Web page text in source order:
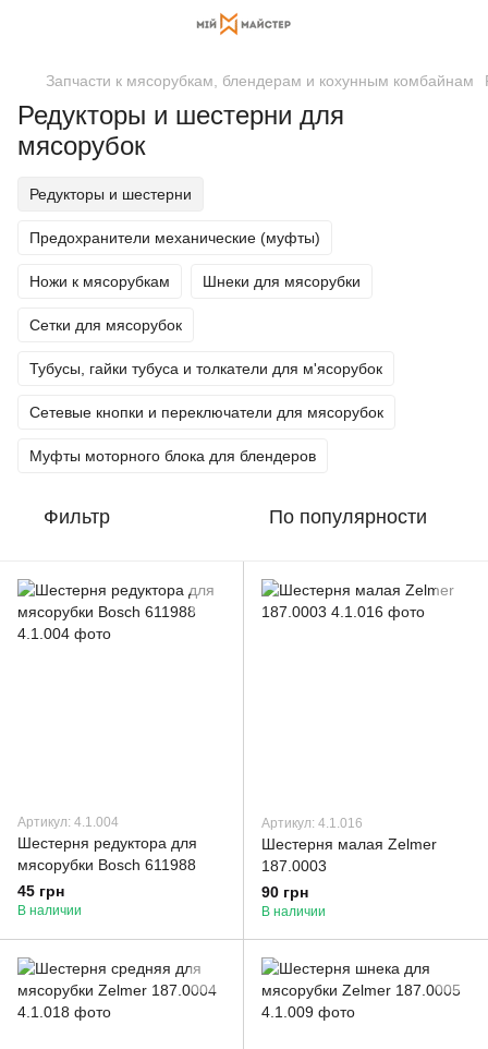
Запчасти к мясорубкам, блендерам и кохунным комбайнам
Редукторы и шестерни для
мясорубок
Редукторы и шестерни
Предохранители механические (муфты)
Ножи к мясорубкам Шнеки для мясорубки
Сетки для мясорубок
Тубусы, гайки тубуса и толкатели для м'ясорубок
Сетевые кнопки и переключатели для мясорубок
Муфты моторного блока для блендеров
Фильтр По популярности
Артикул: 4.1.004
Шестерня редуктора для
мясорубки Bosch 611988
45 грн
В наличии
Артикул: 4.1.016
Шестерня малая Zelmer
187.0003
90 грн
В наличии